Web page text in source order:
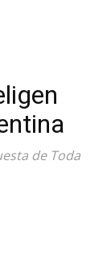
de Toda